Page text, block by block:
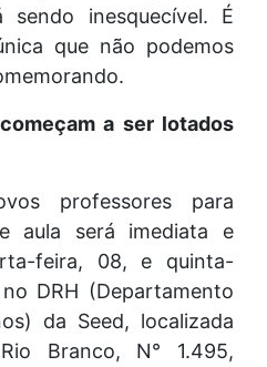
sendo inesquecível. É
que não podemos
a ser lotados
professores para
aula será imediata e
feira, 08, e quinta-
DRH (Departamento
da Seed, localizada
Branco, N° 1.495,